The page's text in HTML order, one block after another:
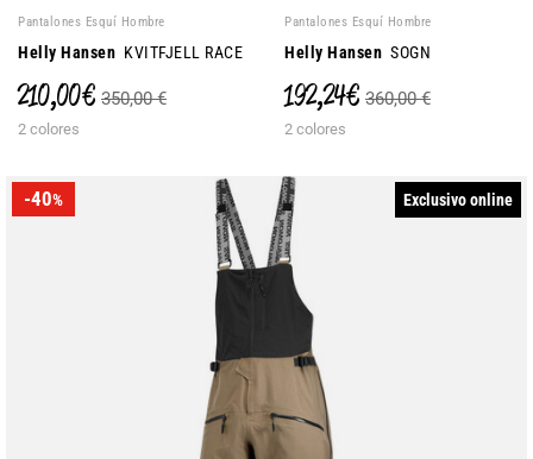
Pantalones Esquí Hombre
Helly Hansen KVITFJELL RACE
210,00 € 350,00 €
2 colores
Pantalones Esquí Hombre
Helly Hansen SOGN
192,24 € 360,00 €
2 colores
-40% Exclusivo online